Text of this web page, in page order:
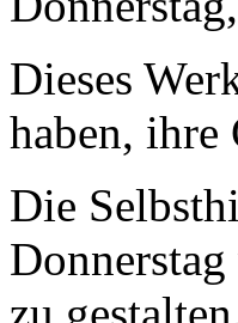
Dieses
haben, ihre
Die